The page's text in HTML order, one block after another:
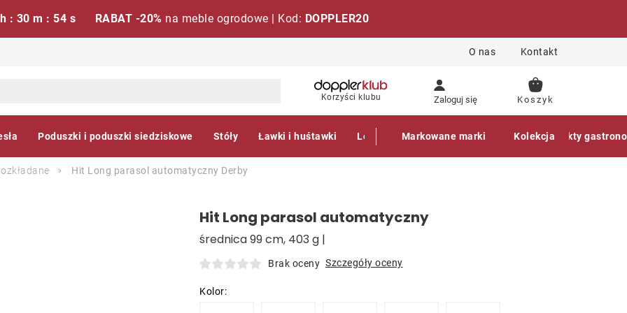
: 30 m : 53 s RABAT -20% na meble ogrodowe | Kod: DOPPLER20
O nas Kontakt
Korzyści klubu Zaloguj się KOSZYK
Poduszki i poduszki siedziskowe Stóły Ławki i huśtawki Leżaki Akcesoria Parasole Produkty
Markowane marki Kolekcja
Hit Long parasol automatyczny Derby
Hit Long parasol automatyczny
średnica 99 cm, 403 g |
Brak oceny Szczegóły oceny